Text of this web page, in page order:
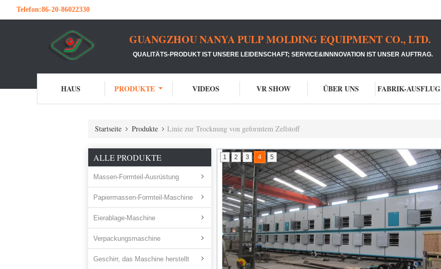
Telefon:86-20-86022330
GUANGZHOU NANYA PULP MOLDING EQUIPMENT CO., LTD.
QUALITÄTS-PRODUKT IST UNSERE LEIDENSCHAFT; SERVICE&INNNOVATION IST UNSER AUFTRAG.
HAUS PRODUKTE VIDEOS VR SHOW ÜBER UNS FABRIK-AUSFLUG
Startseite Produkte Linie zur Trocknung von geformtem Zellstoff
ALLE PRODUKTE
Massen-Formteil-Ausrüstung
Papiermassen-Formteil-Maschine
Eierablage-Maschine
Verpackungsmaschine
Geschirr, das Maschine herstellt
1 2 3 4 5